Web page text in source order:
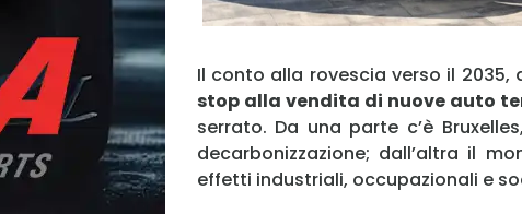
Il conto alla rovescia verso il 2035,
stop alla vendita di nuove auto
serrato. Da una parte c’è
decarbonizzazione; dall’altra il
effetti industriali, occupazionali e